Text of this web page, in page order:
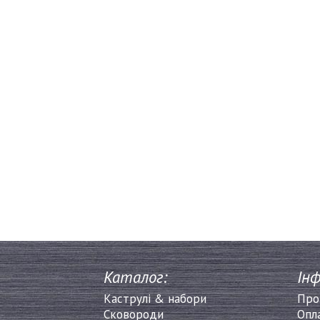
Каталог:
Каструлі & набори
Сковороди